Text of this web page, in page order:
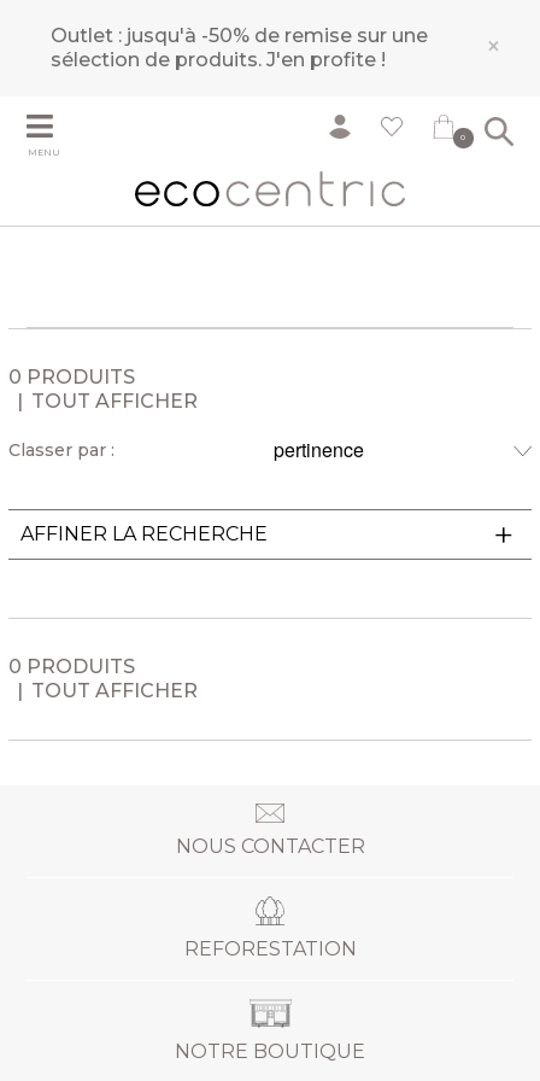
Outlet : jusqu'à -50% de remise sur une
sélection de produits.J'en profite ! ×
MENU
0
0 PRODUITS
TOUT AFFICHER
Classer par :
AFFINER LA RECHERCHE
0 PRODUITS
TOUT AFFICHER
NOUS CONTACTER
REFORESTATION
NOTRE BOUTIQUE